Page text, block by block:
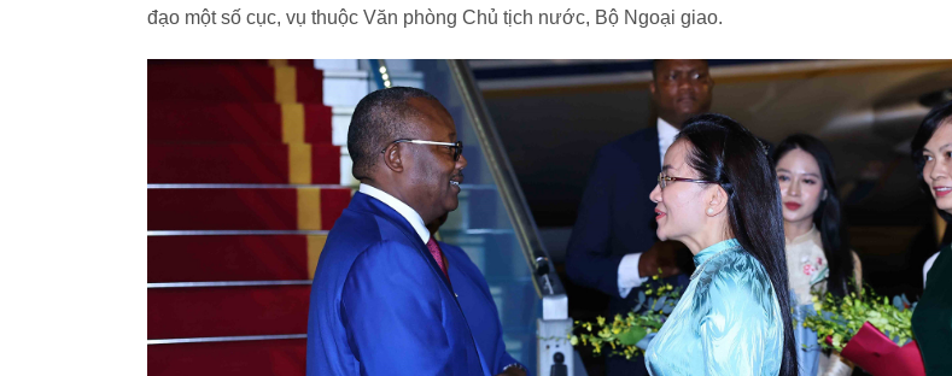
đạo một số cục, vụ thuộc Văn phòng Chủ tịch nước, Bộ Ngoại giao.